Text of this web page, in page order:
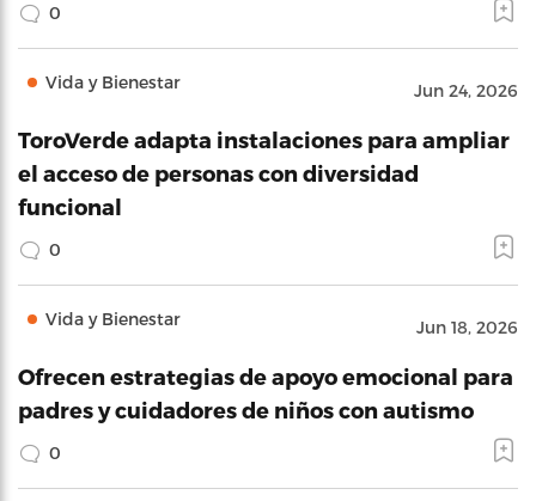
0
Vida y Bienestar Jun 24, 2026
ToroVerde adapta instalaciones para ampliar
el acceso de personas con diversidad
funcional
0
Vida y Bienestar Jun 18, 2026
Ofrecen estrategias de apoyo emocional para
padres y cuidadores de niños con autismo
0